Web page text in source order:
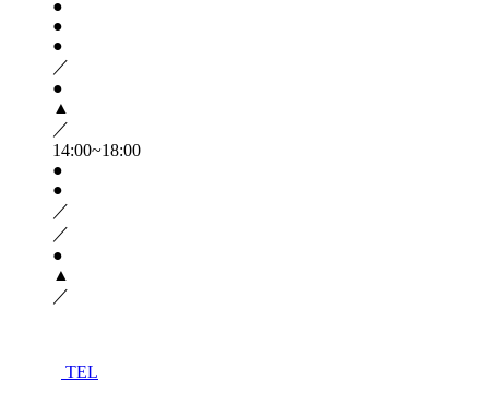
●
●
●
／
●
▲
／
14:00~18:00
●
●
／
／
●
▲
／
TEL